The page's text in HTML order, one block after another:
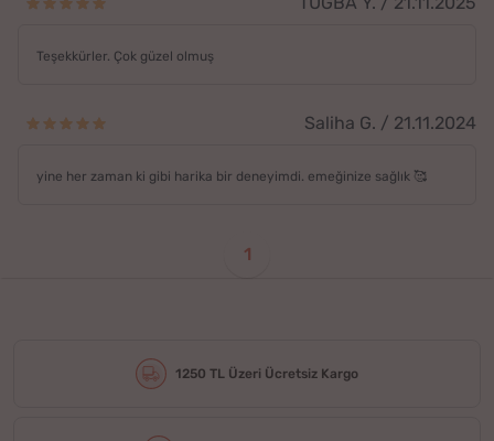
Teşekkürler. Çok güzel olmuş
Saliha G. / 21.11.2024
yine her zaman ki gibi harika bir deneyimdi. emeğinize sağlık 🥰
1
1250 TL Üzeri Ücretsiz Kargo